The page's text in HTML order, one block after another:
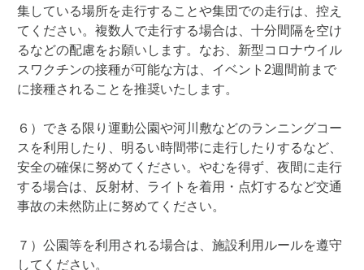
集している場所を走行することや集団での走行は、控え
てください。複数人で走行する場合は、十分間隔を空け
るなどの配慮をお願いします。なお、新型コロナウイル
スワクチンの接種が可能な方は、イベント2週間前まで
に接種されることを推奨いたします。
６）できる限り運動公園や河川敷などのランニングコー
スを利用したり、明るい時間帯に走行したりするなど、
安全の確保に努めてください。やむを得ず、夜間に走行
する場合は、反射材、ライトを着用・点灯するなど交通
事故の未然防止に努めてください。
７）公園等を利用される場合は、施設利用ルールを遵守
してください。